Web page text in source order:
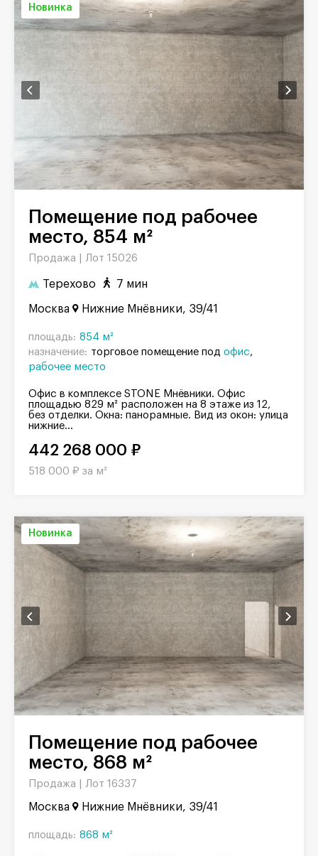
Новинка
Помещение под рабочее
место, 854 м²
Продажа | Лот 15026
Терехово 7 мин
Москва Нижние Мнёвники, 39/41
площадь: 854 м²
назначение: торговое помещение под офис
рабочее место
Офис в комплексе STONE Мнёвники. Офис
площадью 829 м² расположен на 8 этаже из 12,
без отделки. Окна: панорамные. Вид из окон: улица
нижние...
442 268 000 ₽
518 000 ₽ за м²
Новинка
Помещение под рабочее
место, 868 м²
Продажа | Лот 16337
Москва Нижние Мнёвники, 39/41
площадь: 868 м²